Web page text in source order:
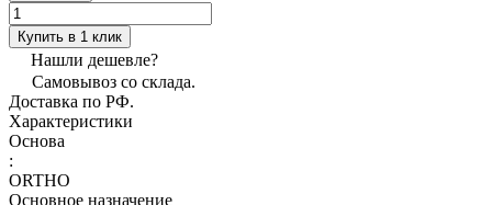
Купить в 1 клик
Нашли дешевле?
Самовывоз со склада.
Доставка по РФ.
Характеристики
Основа
:
ORTHO
Основное назначение